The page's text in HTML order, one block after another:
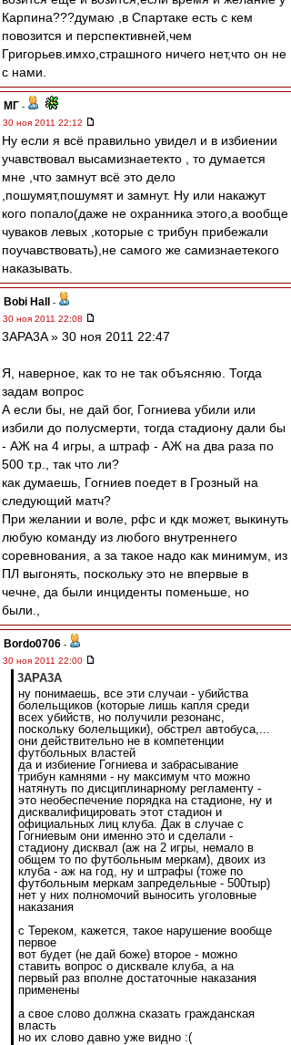
Карпина???думаю ,в Спартаке есть с кем
повозится и перспективней,чем
Григорьев.имхо,страшного ничего нет,что он не
с нами.
МГ -
30 ноя 2011 22:12
Ну если я всё правильно увидел и в избиении
учавствовал высамизнаетекто , то думается
мне ,что замнут всё это дело
,пошумят,пошумят и замнут. Ну или накажут
кого попало(даже не охранника этого,а вообще
чуваков левых ,которые с трибун прибежали
поучавствовать),не самого же самизнаетекого
наказывать.
Bobi Hall
-
30 ноя 2011 22:08
3APA3A » 30 ноя 2011 22:47
Я, наверное, как то не так объясняю. Тогда
задам вопрос
А если бы, не дай бог, Гогниева убили или
избили до полусмерти, тогда стадиону дали бы
- АЖ на 4 игры, а штраф - АЖ на два раза по
500 т.р., так что ли?
как думаешь, Гогниев поедет в Грозный на
следующий матч?
При желании и воле, рфс и кдк может, выкинуть
любую команду из любого внутреннего
соревнования, а за такое надо как минимум, из
ПЛ выгонять, поскольку это не впервые в
чечне, да были инциденты поменьше, но
были.,
Bordo0706 -
30 ноя 2011 22:00
3APA3A
ну понимаешь, все эти случаи - убийства
болельщиков (которые лишь капля среди
всех убийств, но получили резонанс,
поскольку болельщики), обстрел автобуса,...
они действительно не в компетенции
футбольных властей
да и избиение Гогниева и забрасывание
трибун камнями - ну максимум что можно
натянуть по дисциплинарному регламенту -
это необеспечение порядка на стадионе, ну и
дисквалифицировать этот стадион и
официальных лиц клуба. Дак в случае с
Гогниевым они именно это и сделали -
стадиону дисквал (аж на 2 игры, немало в
общем то по футбольным меркам), двоих из
клуба - аж на год, ну и штрафы (тоже по
футбольным меркам запредельные - 500тыр)
нет у них полномочий выносить уголовные
наказания
с Тереком, кажется, такое нарушение вообще
первое
вот будет (не дай боже) второе - можно
ставить вопрос о дисквале клуба, а на
первый раз вполне достаточные наказания
применены
а свое слово должна сказать гражданская
власть
но их слово давно уже видно :(